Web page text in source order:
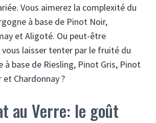
Vous aimerez la complexité du
à base de Pinot Noir,
et Aligoté. Ou peut-être
laisser tenter par le fruité du
à base de Riesling, Pinot Gris, Pinot
Chardonnay ?
au Verre: le goût